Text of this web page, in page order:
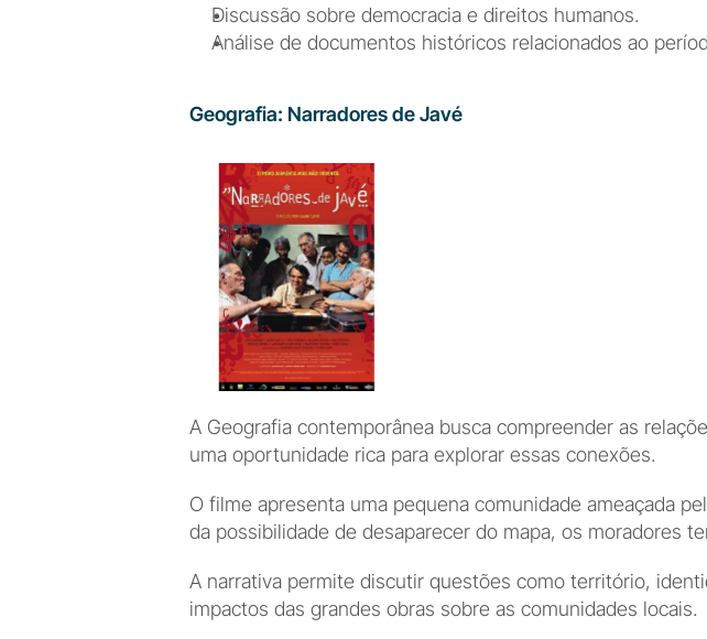
Discussão sobre democracia e direitos humanos.
Análise de documentos históricos relacionados ao
Geografia: Narradores de Javé
A Geografia contemporânea busca compreender as
uma oportunidade rica para explorar essas conexões.
O filme apresenta uma pequena comunidade ameaçada
da possibilidade de desaparecer do mapa, os moradores
A narrativa permite discutir questões como território,
impactos das grandes obras sobre as comunidades locais.